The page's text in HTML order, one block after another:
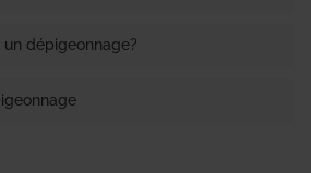
dépigeonnage?